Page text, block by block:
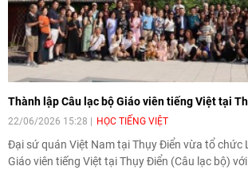
Thành lập Câu lạc bộ Giáo viên tiếng Việt tại
22/06/2026 15:28 HỌC TIẾNG VIỆT
Đại sứ quán Việt Nam tại Thụy Điển vừa tổ chức
Giáo viên tiếng Việt tại Thụy Điển (Câu lạc bộ)